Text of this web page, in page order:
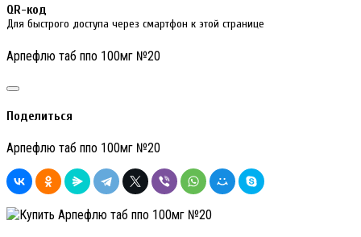
QR-код
Для быстрого доступа через смартфон к этой странице
Арпефлю таб ппо 100мг №20
Поделиться
Арпефлю таб ппо 100мг №20